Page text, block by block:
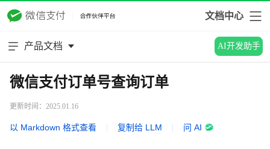
文档中心
产品文档 AI开发助手
微信支付订单号查询订单
更新时间：2025.01.16
以 Markdown 格式查看 复制给 LLM 问 AI